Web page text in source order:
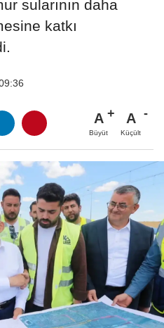
sularının daha
katkı
A
Büyüt
A
Küçült